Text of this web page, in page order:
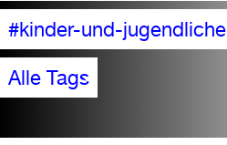
#kinder-und-jugendliche
Alle Tags